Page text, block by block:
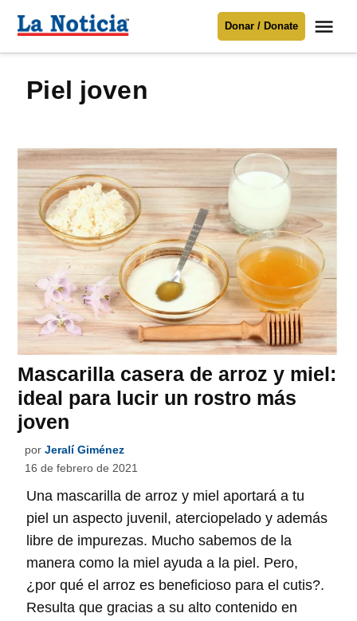
Para mantenerte informado necesitamos
contenido
Noticia
Donar / Donate
piel joven
Mascarilla casera de arroz y miel:
ideal para lucir un rostro más
joven
por Jeralí Giménez
16 de febrero de 2021
Una mascarilla de arroz y miel aportará a tu
piel un aspecto juvenil, aterciopelado y además
libre de impurezas. Mucho sabemos de la
manera como la miel ayuda a la piel. Pero,
¿por qué el arroz es beneficioso para el cutis?.
Resulta que gracias a su alto contenido en